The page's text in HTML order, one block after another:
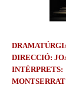
DIRECCIÓ: